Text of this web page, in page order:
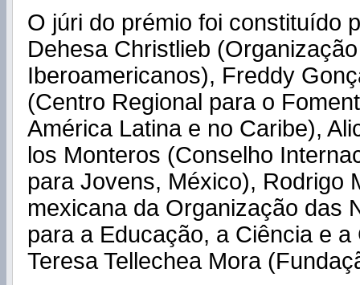
O júri do prémio foi constituído
Dehesa Christlieb
Iberoamericanos), Freddy
(Centro Regional para o
América Latina e no Caribe),
los Monteros (Conselho
para Jovens, México), Rodrigo
mexicana da Organização das
para a Educação, a Ciência e a
Teresa Tellechea Mora